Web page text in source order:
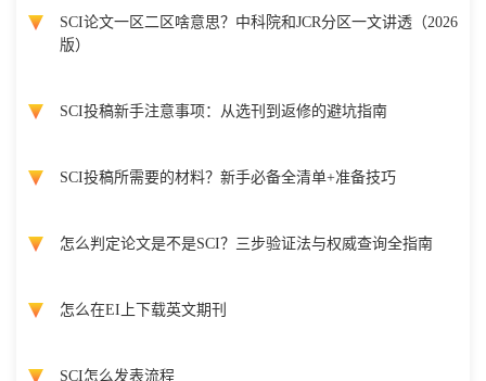
SCI论文一区二区啥意思？中科院和JCR分区一文讲透（2026
版）
SCI投稿新手注意事项：从选刊到返修的避坑指南
SCI投稿所需要的材料？新手必备全清单+准备技巧
怎么判定论文是不是SCI？三步验证法与权威查询全指南
怎么在EI上下载英文期刊
SCI怎么发表流程